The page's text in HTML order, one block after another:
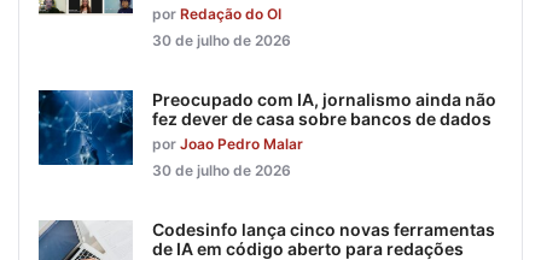
por Redação do OI
30 de julho de 2026
Preocupado com IA, jornalismo ainda não
fez dever de casa sobre bancos de dados
por Joao Pedro Malar
30 de julho de 2026
Codesinfo lança cinco novas ferramentas
de IA em código aberto para redações